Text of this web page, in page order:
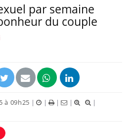
par semaine
du couple
à 09h25 | | | |
|